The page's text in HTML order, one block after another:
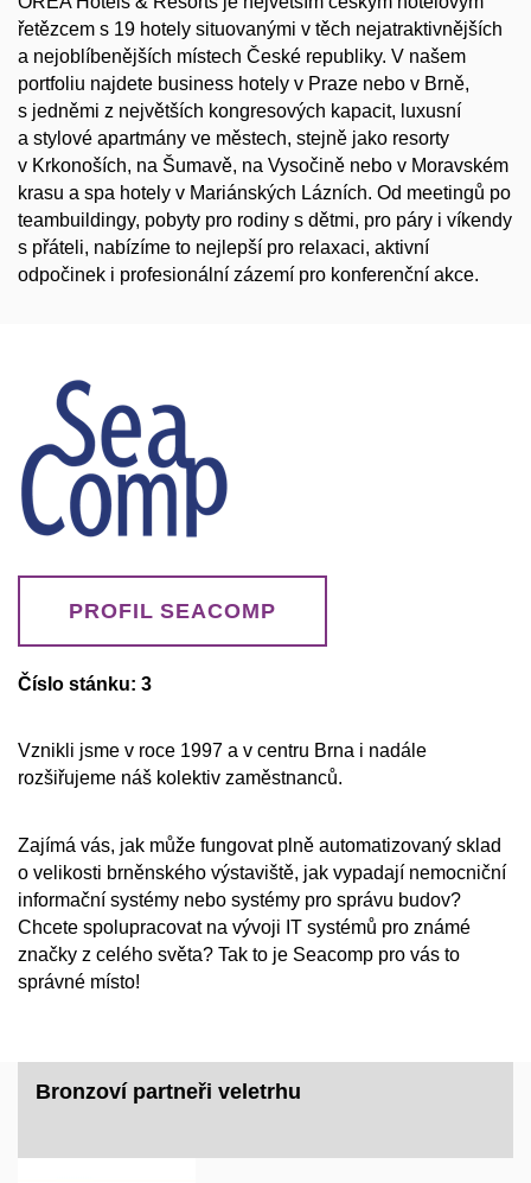
řetězcem s 19 hotely situovanými v těch nejatraktivnějších
a nejoblíbenějších místech České republiky. V našem
portfoliu najdete business hotely v Praze nebo v Brně,
s jedněmi z největších kongresových kapacit, luxusní
a stylové apartmány ve městech, stejně jako resorty
v Krkonoších, na Šumavě, na Vysočině nebo v Moravském
krasu a spa hotely v Mariánských Lázních. Od meetingů po
teambuildingy, pobyty pro rodiny s dětmi, pro páry i víkendy
s přáteli, nabízíme to nejlepší pro relaxaci, aktivní
odpočinek i profesionální zázemí pro konferenční akce.
PROFIL SEACOMP
Číslo stánku: 3
Vznikli jsme v roce 1997 a v centru Brna i nadále
rozšiřujeme náš kolektiv zaměstnanců.
Zajímá vás, jak může fungovat plně automatizovaný sklad
o velikosti brněnského výstaviště, jak vypadají nemocniční
informační systémy nebo systémy pro správu budov?
Chcete spolupracovat na vývoji IT systémů pro známé
značky z celého světa? Tak to je Seacomp pro vás to
správné místo!
Bronzoví partneři veletrhu